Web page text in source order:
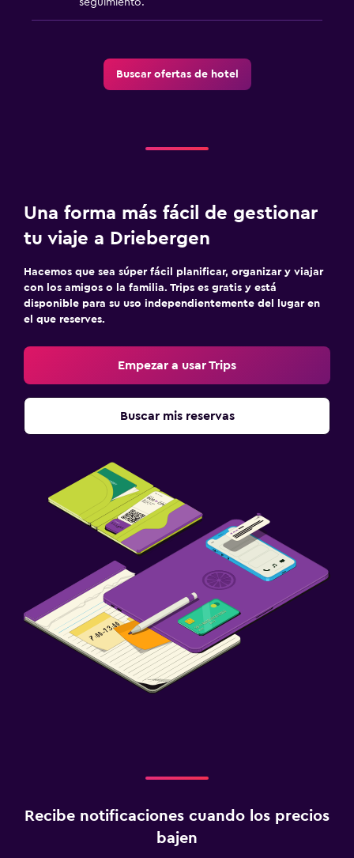
Buscar ofertas de hotel
Una forma más fácil de gestionar
tu viaje a Driebergen
Hacemos que sea súper fácil planificar, organizar y viajar
con los amigos o la familia. Trips es gratis y está
disponible para su uso independientemente del lugar en
el que reserves.
Empezar a usar Trips
Buscar mis reservas
Recibe notificaciones cuando los precios
bajen